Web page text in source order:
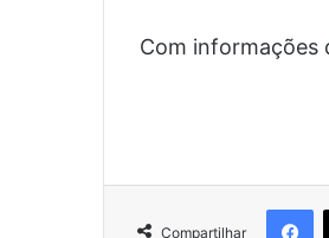
Com informações
Compartilhar